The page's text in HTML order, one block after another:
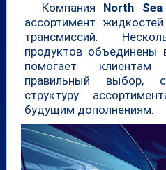
Компания North
ассортимент
трансмиссий.
продуктов объединены
помогает
правильный выбор,
структуру
будущим дополнениям.